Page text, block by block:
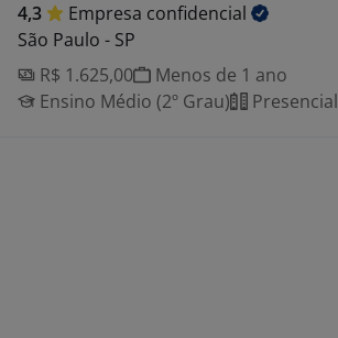
4,3 Empresa confidencial
São Paulo - SP
R$ 1.625,00
Menos de 1 ano
Ensino Médio (2º Grau)
Presencial